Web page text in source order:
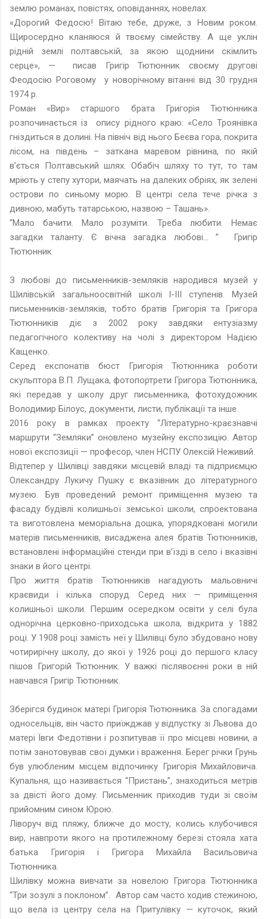
землю романах, повістях, оповіданнях, новелах.
«Дорогий Федосю! Вітаю тебе, друже, з Новим роком.
Щиросердно кланяюся й твоєму сімейству. А ще уклін
рідній землі полтавській, за якою щоднини скімлить
серце», — писав Григір Тютюнник своєму другові
Феодосію Роговому у новорічному вітанні від 30 грудня
1974 р.
Роман «Вир» старшого брата Григорія Тютюнника
розпочинається із опису рідного краю: «Село Троянівка
гніздиться в долині. На північ від нього Беєва гора, покрита
лісом, на південь – заткана маревом рівнина, по якій
в’ється Полтавський шлях. Обабіч шляху то тут, то там
мріють у степу хутори, маячать на далеких обріях, як зелені
острови по синьому морю. В центрі села тече річка з
дивною, мабуть татарською, назвою – Ташань».
“Мало бачити. Мало розуміти. Треба любити. Немає
загадки таланту. Є вічна загадка любові... ” Григір
Тютюнник
З любові до письменників-земляків народився музей у
Шилівській загальноосвітній школі І-ІІІ ступенів. Музей
письменників-земляків, тобто братів Григорія та Григора
Тютюнників діє з 2002 року завдяки ентузіазму
педагогічного колективу на чолі з директором Надією
Кащенко.
Серед експонатів бюст Григорія Тютюнника роботи
скульптора В.П. Лущака, фотопортрети Григора Тютюнника,
які передав у школу друг письменника, фотохудожник
Володимир Білоус, документи, листи, публікації та інше.
2016 року в рамках проекту “Літературно-краєзнавчі
маршрути “Земляки” оновлено музейну експозицію. Автор
нової експозиції — професор, член НСПУ Олексій Неживий.
Відтепер у Шилівці завдяки місцевій владі та підприємцю
Олександру Лукичу Пушку є вказівник до літературного
музею. Був проведений ремонт приміщення музею та
фасаду будівлі колишньої земської школи, спроектована
та виготовлена меморіальна дошка, упорядковані могили
матерів письменників, висаджена алея братів Тютюнників,
встановлені інформаційні стенди при в’їзді в село і вказівні
знаки в його центрі.
Про життя братів Тютюнників нагадують мальовничі
краєвиди і кілька споруд. Серед них — приміщення
колишньої школи. Першим осередком освіти у селі була
однорічна церковно-приходська школа, відкрита у 1882
році. У 1908 році замість неї у Шилівці було збудовано нову
чотирирічну школу, до якої у 1926 році до першого класу
пішов Григорій Тютюнник. У важкі післявоєнні роки в ній
навчався Григір Тютюнник.
Зберігся будинок матері Григорія Тютюнника. За спогадами
односельців, він часто приїжджав у відпустку зі Львова до
матері Ївги Федотівни і розпитував її про місцеві новини, а
потім занотовував свої думки і враження. Берег річки Грунь
був улюбленим місцем відпочинку Григорія Михайловича.
Купальня, що називається “Пристань”, знаходиться метрів
за двісті його дому. Письменник приходив туди зі своїм
прийомним сином Юрою.
Ліворуч від пляжу, ближче до мосту, колись клубочився
вир, навпроти якого на протилежному березі стояла хата
батька Григорія і Григора Михайла Васильовича
Тютюнника.
Шилівку можна вивчати за новелою Григора Тютюнника
“Три зозулі з поклоном”. Автор сам часто ходив стежиною,
що вела із центру села на Притулівку — куточок, який